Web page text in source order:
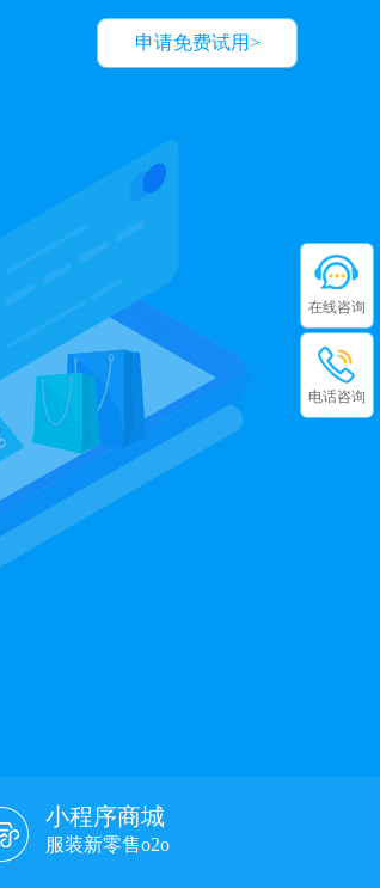
申请免费试用>
小程序商城
服装新零售o2o
在线咨询
电话咨询